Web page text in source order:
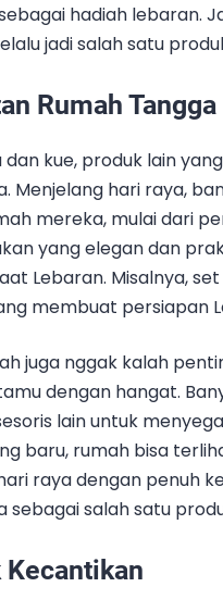
hadiah lebaran.
jadi salah satu
Rumah Tangga
dan kue, produk lain
Menjelang hari raya,
mereka, mulai dari
yang elegan dan
Lebaran. Misalnya,
membuat persiapan
juga nggak kalah
dengan hangat.
lain untuk
baru, rumah bisa
raya dengan penuh
sebagai salah satu
Kecantikan